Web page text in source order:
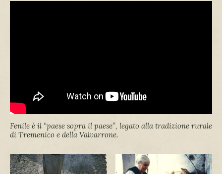
Fenile è il “paese sopra il paese”, legato alla tradizione rurale
di Tremenico e della Valvarrone.